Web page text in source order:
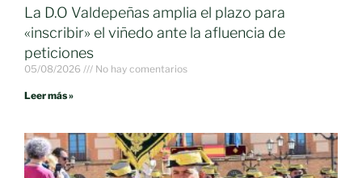
La D.O Valdepeñas amplia el plazo para
«inscribir» el viñedo ante la afluencia de
peticiones
05/08/2026 No hay comentarios
Leer más »